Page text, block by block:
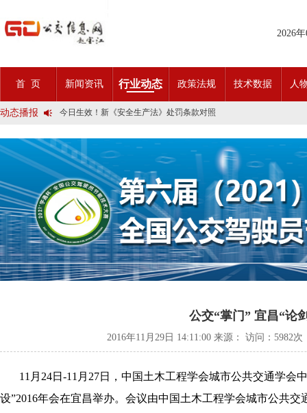
2026
首 页 新闻资讯 行业动态 政策法规 技术数据 人
动态播报
2025市民出行新方案 | 久事公交开通首条需求响应式定制班线
第九届公交都市发展论坛 (深圳)邀请函
创新 实践 沟通 | 聚焦「智慧公交」目标 助推公交转型发展——沪苏
岁月为鉴人民为证，百年北京公交实现历史性跨越！
今日生效！新《安全生产法》处罚条款对照
2025市民出行新方案 | 久事公交开通首条需求响应式定制班线
第九届公交都市发展论坛 (深圳)邀请函
石河子市公交公司荣获全国五一劳动奖状
宜昌公交春节滨江观光定制巴士18日开行！
传承张謇精神•厚植为民情怀•党建引领前行•文化润企发展——南通
创新 实践 沟通 | 聚焦「智慧公交」目标 助推公交转型发展——沪苏
岁月为鉴人民为证，百年北京公交实现历史性跨越！
今日生效！新《安全生产法》处罚条款对照
交通运输部、科学技术部发布关于科技创新驱动加快建设交通强国
公交“掌门” 宜昌“论
2016年11月29日 14:11:00 来源： 访问：5982次
11月24日 -11月27日，中国土木工程学会城市公共交通学会
设”2016年会在宜昌举办。 会议由中国土木工程学会城市公共交